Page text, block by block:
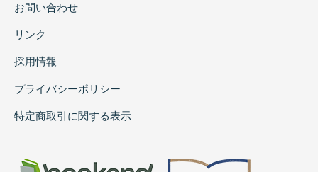
お問い合わせ
リンク
採用情報
プライバシーポリシー
特定商取引に関する表示